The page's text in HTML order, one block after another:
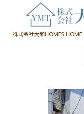
株式会社大和HOMES HOME